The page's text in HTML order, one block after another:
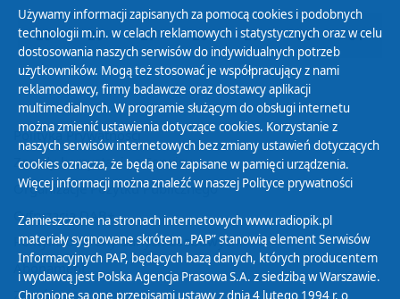
25 26 27 28 29 30 31
Polityka Prywatności
Zasady korzystania z Serwisu
Organizacje Pożytku Publicznego
Cyfryzacja DAB+
Polityka ochrony danych osobowych
Abonament
Zamówienia publiczne
Używamy informacji zapisanych za pomocą cookies i podobnych
technologii m.in. w celach reklamowych i statystycznych oraz w celu
dostosowania naszych serwisów do indywidualnych potrzeb
użytkowników. Mogą też stosować je współpracujący z nami
reklamodawcy, firmy badawcze oraz dostawcy aplikacji
multimedialnych. W programie służącym do obsługi internetu
można zmienić ustawienia dotyczące cookies. Korzystanie z
naszych serwisów internetowych bez zmiany ustawień dotyczących
cookies oznacza, że będą one zapisane w pamięci urządzenia.
Więcej informacji można znaleźć w naszej Polityce prywatności
Zamieszczone na stronach internetowych www.radiopik.pl
materiały sygnowane skrótem „PAP” stanowią element Serwisów
Informacyjnych PAP, będących bazą danych, których producentem
i wydawcą jest Polska Agencja Prasowa S.A. z siedzibą w Warszawie.
Chronione są one przepisami ustawy z dnia 4 lutego 1994 r. o